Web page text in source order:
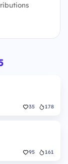
35 178
95 161